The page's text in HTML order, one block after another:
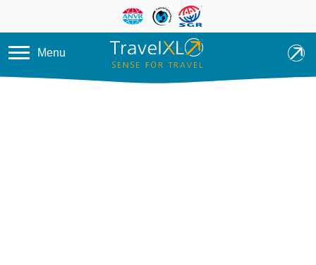
Overslaan en naar de inhoud
Menu